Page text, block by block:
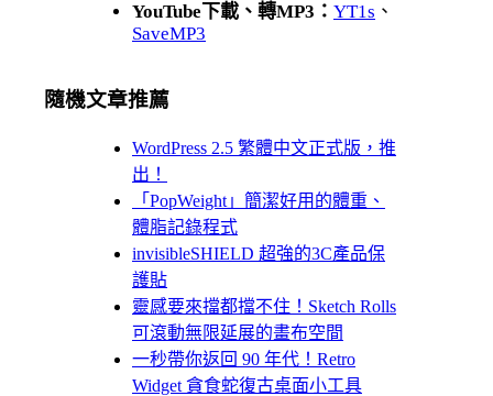
YouTube下載、轉MP3： YT1s 、
SaveMP3
隨機文章推薦
WordPress 2.5 繁體中文正式版，推
出！
「PopWeight」簡潔好用的體重、
體脂記錄程式
invisibleSHIELD 超強的3C產品保
護貼
靈感要來擋都擋不住！Sketch Rolls
可滾動無限延展的畫布空間
一秒帶你返回 90 年代！Retro
Widget 貪食蛇復古桌面小工具